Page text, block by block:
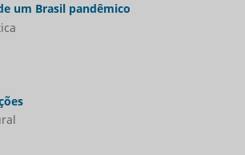
um Brasil pandêmico